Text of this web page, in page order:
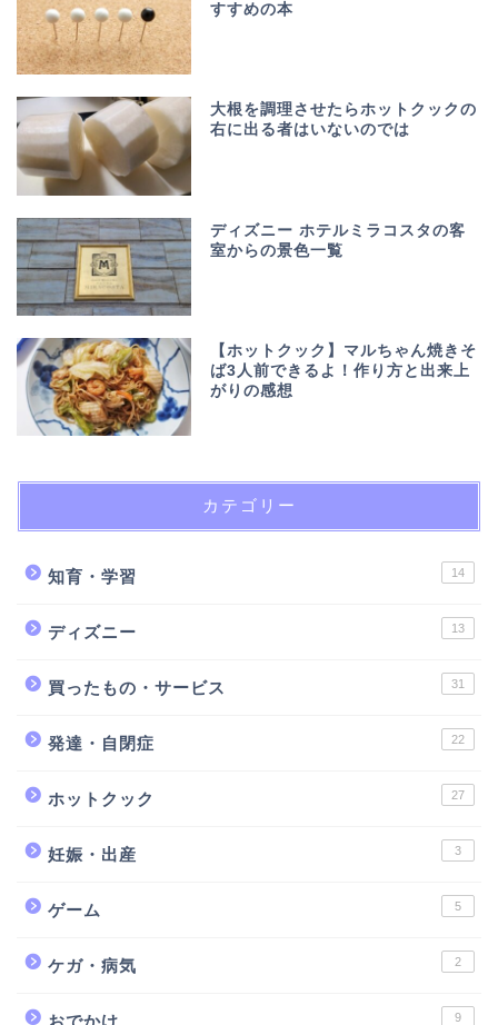
すすめの本
大根を調理させたらホットクックの
右に出る者はいないのでは
ディズニー ホテルミラコスタの客
室からの景色一覧
【ホットクック】マルちゃん焼きそ
ば3人前できるよ！作り方と出来上
がりの感想
カテゴリー
知育・学習 14
ディズニー 13
買ったもの・サービス 31
発達・自閉症 22
ホットクック 27
妊娠・出産 3
ゲーム 5
ケガ・病気 2
おでかけ 9